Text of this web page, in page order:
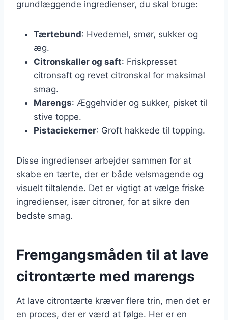
grundlæggende ingredienser, du skal bruge:
Tærtebund: Hvedemel, smør, sukker og
æg.
Citronskaller og saft: Friskpresset
citronsaft og revet citronskal for maksimal
smag.
Marengs: Æggehvider og sukker, pisket til
stive toppe.
Pistaciekerner: Groft hakkede til topping.
Disse ingredienser arbejder sammen for at
skabe en tærte, der er både velsmagende og
visuelt tiltalende. Det er vigtigt at vælge friske
ingredienser, især citroner, for at sikre den
bedste smag.
Fremgangsmåden til at lave
citrontærte med marengs
At lave citrontærte kræver flere trin, men det er
en proces, der er værd at følge. Her er en